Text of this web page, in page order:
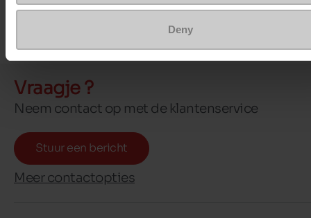
Deny
Vraagje ?
Neem contact op met de klantenservice
Stuur een bericht
Meer contactopties